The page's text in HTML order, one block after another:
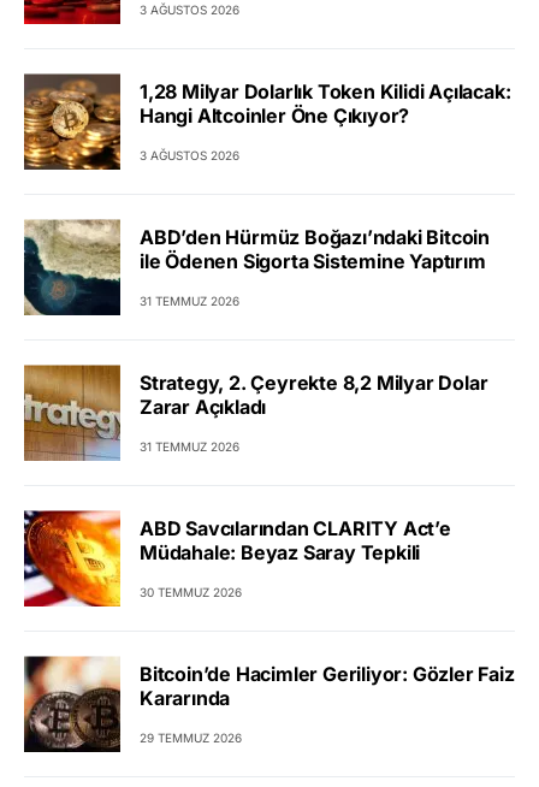
3 AĞUSTOS 2026
1,28 Milyar Dolarlık Token Kilidi Açılacak:
Hangi Altcoinler Öne Çıkıyor?
3 AĞUSTOS 2026
ABD’den Hürmüz Boğazı’ndaki Bitcoin
ile Ödenen Sigorta Sistemine Yaptırım
31 TEMMUZ 2026
Strategy, 2. Çeyrekte 8,2 Milyar Dolar
Zarar Açıkladı
31 TEMMUZ 2026
ABD Savcılarından CLARITY Act’e
Müdahale: Beyaz Saray Tepkili
30 TEMMUZ 2026
Bitcoin’de Hacimler Geriliyor: Gözler Faiz
Kararında
29 TEMMUZ 2026